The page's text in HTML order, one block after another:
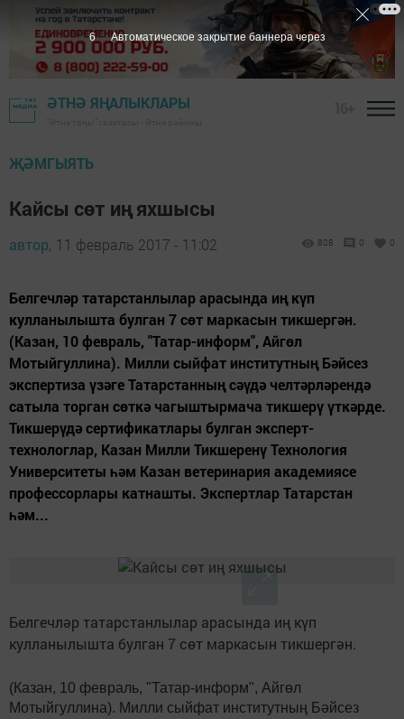
ӘТНӘ ЯҢАЛЫКЛАРЫ
ҖӘМГЫЯТЬ
Кайсы сөт иң яхшысы
автор, 11 февраль 2017 - 11:02 808 0 0
Белгечләр татарстанлылар арасында иң күп
кулланылышта булган 7 сөт маркасын тикшергән.
(Казан, 10 февраль, "Татар-информ", Айгөл
Мотыйгуллина). Милли сыйфат институтның Бәйсез
экспертиза үзәге Татарстанның сәүдә челтәрләрендә
сатыла торган сөткә чагыштырмача тикшерү үткәрде.
Тикшерүдә сертификатлары булган эксперт-
технологлар, Казан Милли Тикшеренү Технология
Университеты һәм Казан ветеринария академиясе
профессорлары катнашты. Экспертлар Татарстан
һәм...
Белгечләр татарстанлылар арасында иң күп
кулланылышта булган 7 сөт маркасын тикшергән.
(Казан, 10 февраль, "Татар-информ", Айгөл
Мотыйгуллина). Милли сыйфат институтның Бәйсез
5 Автоматическое закрытие баннера через